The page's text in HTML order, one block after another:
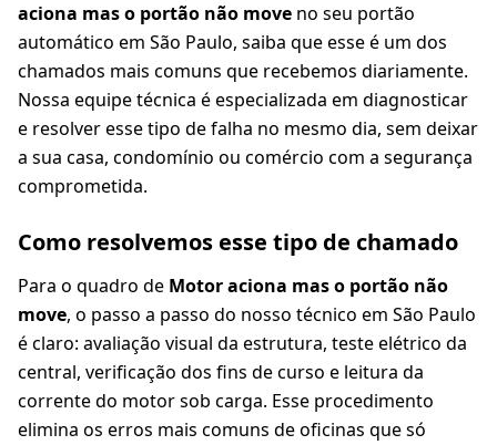
aciona mas o portão não move no seu portão
automático em São Paulo, saiba que esse é um dos
chamados mais comuns que recebemos diariamente.
Nossa equipe técnica é especializada em diagnosticar
e resolver esse tipo de falha no mesmo dia, sem deixar
a sua casa, condomínio ou comércio com a segurança
comprometida.
Como resolvemos esse tipo de chamado
Para o quadro de Motor aciona mas o portão não
move, o passo a passo do nosso técnico em São Paulo
é claro: avaliação visual da estrutura, teste elétrico da
central, verificação dos fins de curso e leitura da
corrente do motor sob carga. Esse procedimento
elimina os erros mais comuns de oficinas que só